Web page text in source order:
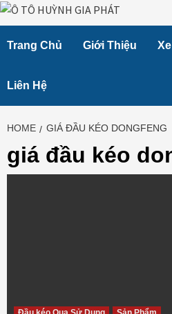
Skip
toTrang Chủ Giới Thiệu
Liên Hệ
HOME GIÁ ĐẦU KÉO DONGFENG
giá đầu kéo